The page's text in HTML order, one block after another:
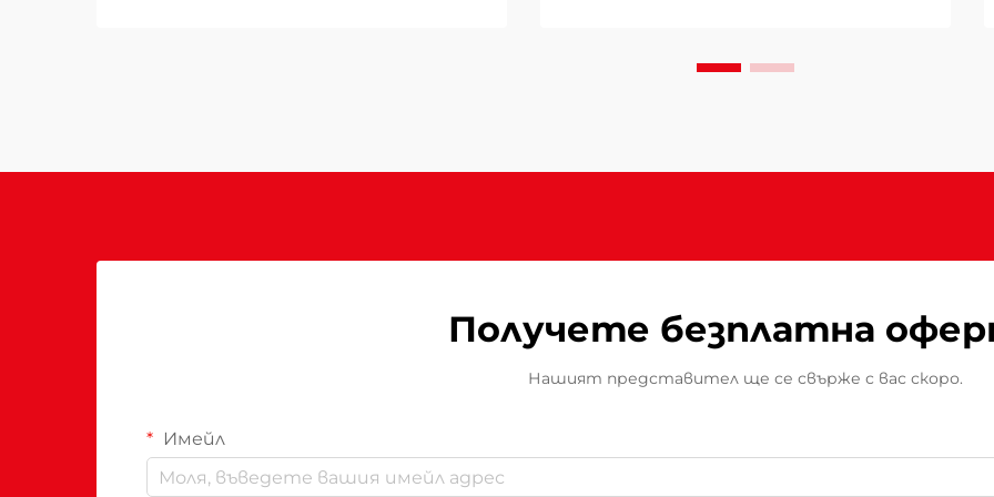
безопасност и високата
отличават от домашните
Получете безплатна
Нашият представител ще се свърже с вас скоро.
Имейл